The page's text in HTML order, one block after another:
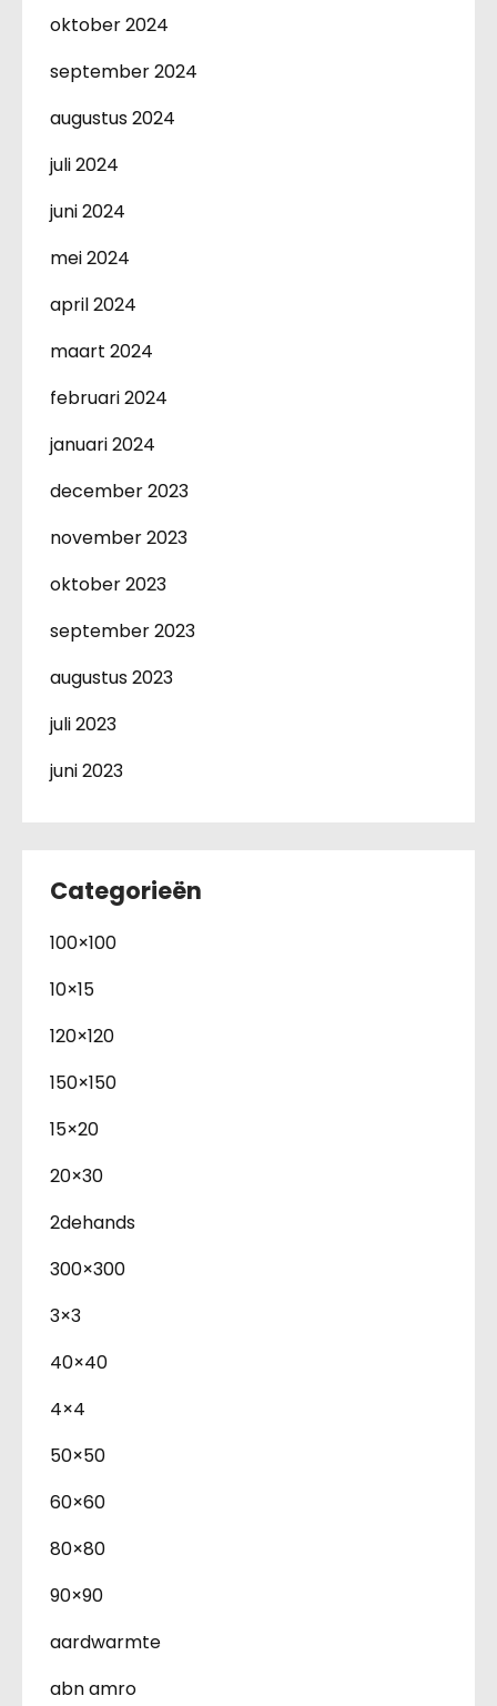
oktober 2024
september 2024
augustus 2024
juli 2024
juni 2024
mei 2024
april 2024
maart 2024
februari 2024
januari 2024
december 2023
november 2023
oktober 2023
september 2023
augustus 2023
juli 2023
juni 2023
Categorieën
100×100
10×15
120×120
150×150
15×20
20×30
2dehands
300×300
3×3
40×40
4×4
50×50
60×60
80×80
90×90
aardwarmte
abn amro